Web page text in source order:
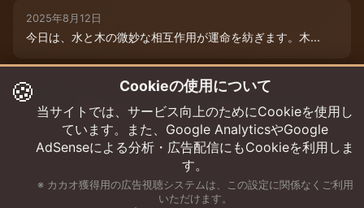
2025年8月12日
今日は、水と木の微妙な相互作用が運命を紡ぎます。木...
2025年8月12日
今日は、情熱的な炎のエネルギーと柔軟な木のしなやか...
🍪 Cookieの使用について
当サイトでは、サービス向上のためにCookieを使用し
ています。また、Google AnalyticsやGoogle
AdSenseによる分析・広告配信にもCookieを利用しま
す。
※ カカオ獲得用の広告視聴システムは、この設定に関係なくご利用
いただけます。